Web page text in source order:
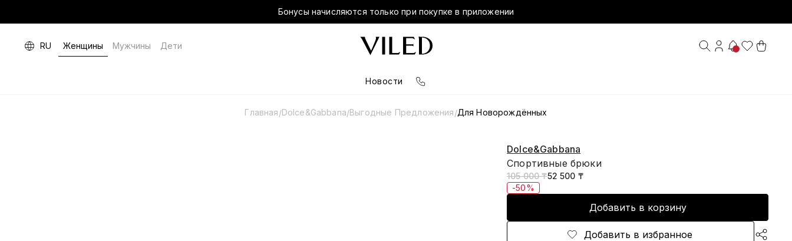
Бонусы начисляются только при покупке в приложении
RU Женщины Мужчины Дети
Новости
Главная/Dolce&Gabbana/Выгодные Предложения/Для Новорождённых
Dolce&Gabbana
Спортивные брюки
105 000 ₸52 500 ₸
-50%
Добавить в корзину
Добавить в избранное